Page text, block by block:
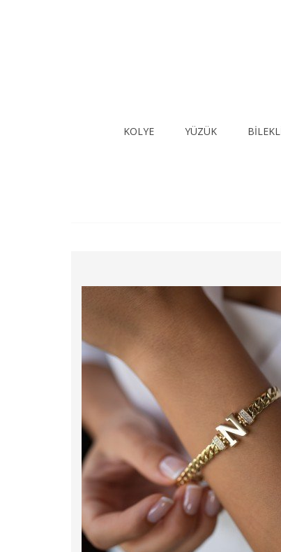
KOLYE YÜZÜK